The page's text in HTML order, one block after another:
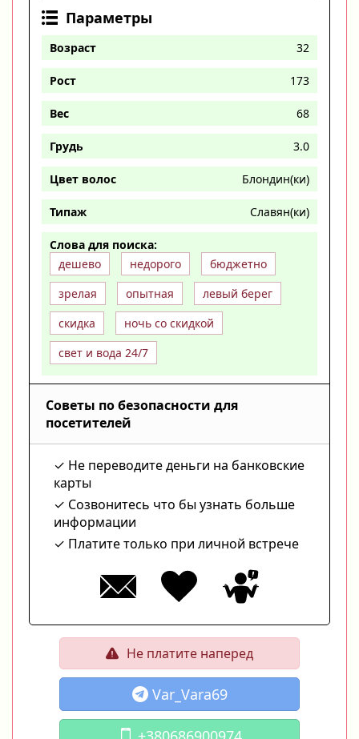
Параметры
Возраст 32
Рост 173
Вес 68
Грудь 3.0
Цвет волос Блондин(ки)
Типаж Славян(ки)
Слова для поиска:
дешево
недорого
бюджетно
зрелая
опытная
левый берег
скидка
ночь со скидкой
свет и вода 24/7
Советы по безопасности для
посетителей
Не переводите деньги на банковские
карты
Созвонитесь что бы узнать больше
информации
Платите только при личной встрече
Не платите наперед
Var_Vara69